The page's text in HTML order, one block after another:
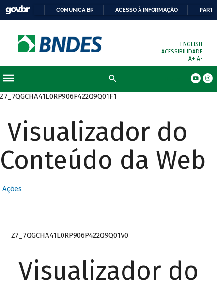
COMUNICA BR ACESSO À INFORMAÇÃO
ENGLISH
ACESSIBILIDADE
A+ A-
Z7_7QGCHA41L0RP906P422Q9Q01F1
Visualizador do
Conteúdo da Web
Ações
Z7_7QGCHA41L0RP906P422Q9Q01V0
Visualizador do